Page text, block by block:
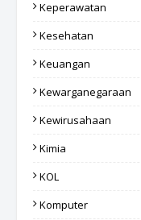
Keperawatan
Kesehatan
Keuangan
Kewarganegaraan
Kewirusahaan
Kimia
KOL
Komputer